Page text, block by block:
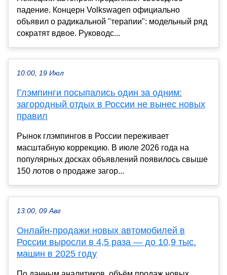
падение. Концерн Volkswagen официально
объявил о радикальной "терапии": модельный ряд
сократят вдвое. Руководс...
10:00, 19 Июл
Глэмпинги посыпались один за одним:
загородный отдых в России не вынес новых
правил
Рынок глэмпингов в России переживает
масштабную коррекцию. В июле 2026 года на
популярных досках объявлений появилось свыше
150 лотов о продаже загор...
13:00, 09 Авг
Онлайн-продажи новых автомобилей в
России выросли в 4,5 раза — до 10,9 тыс.
машин в 2025 году